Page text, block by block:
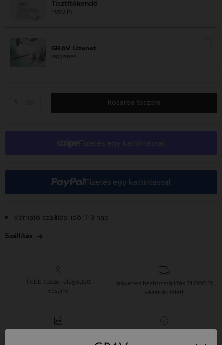
Tisztítókendő
+990 Ft
GRAV Üzenet
ingyenes
Kosárba teszem
Fizetés egy kattintással
Várható szállítási idő: 1-3 nap
Szállítás
Több tízezer elégedett
vásárló
Ingyenes házhozszállítás 21 000 Ft
vásárlás felett